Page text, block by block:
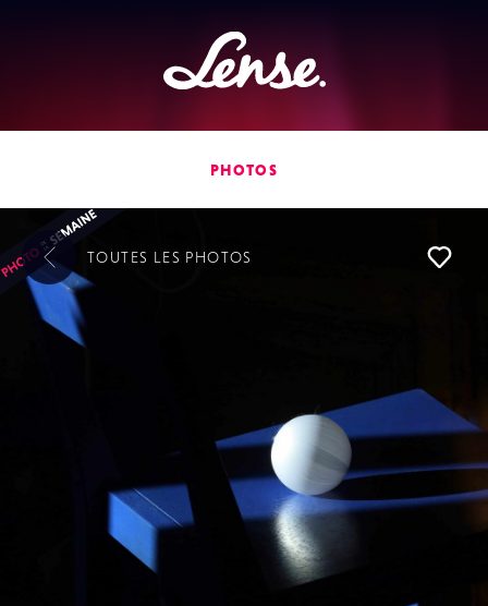
Lense
PHOTOS
TOUTES LES PHOTOS